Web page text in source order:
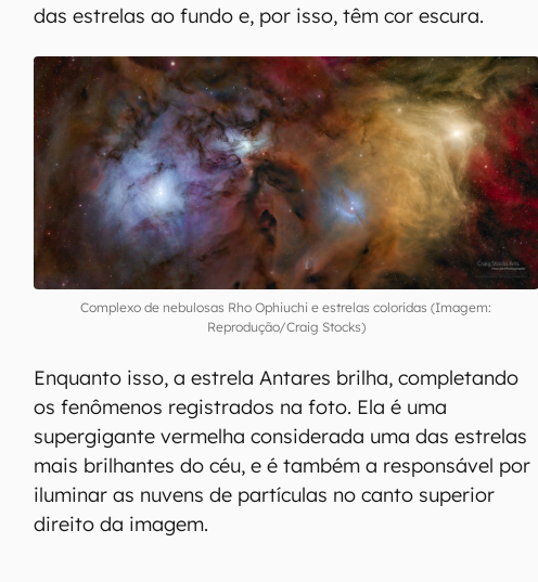
das estrelas ao fundo e, por isso, têm cor escura.
Complexo de nebulosas Rho Ophiuchi e estrelas coloridas (Imagem:
Reprodução/Craig Stocks)
Enquanto isso, a estrela Antares brilha, completando
os fenômenos registrados na foto. Ela é uma
supergigante vermelha considerada uma das estrelas
mais brilhantes do céu, e é também a responsável por
iluminar as nuvens de partículas no canto superior
direito da imagem.